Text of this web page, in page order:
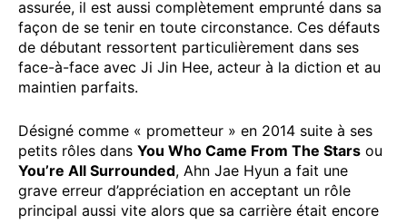
assurée, il est aussi complètement emprunté dans sa
façon de se tenir en toute circonstance. Ces défauts
de débutant ressortent particulièrement dans ses
face-à-face avec Ji Jin Hee, acteur à la diction et au
maintien parfaits.
Désigné comme « prometteur » en 2014 suite à ses
petits rôles dans You Who Came From The Stars ou
You’re All Surrounded, Ahn Jae Hyun a fait une
grave erreur d’appréciation en acceptant un rôle
principal aussi vite alors que sa carrière était encore